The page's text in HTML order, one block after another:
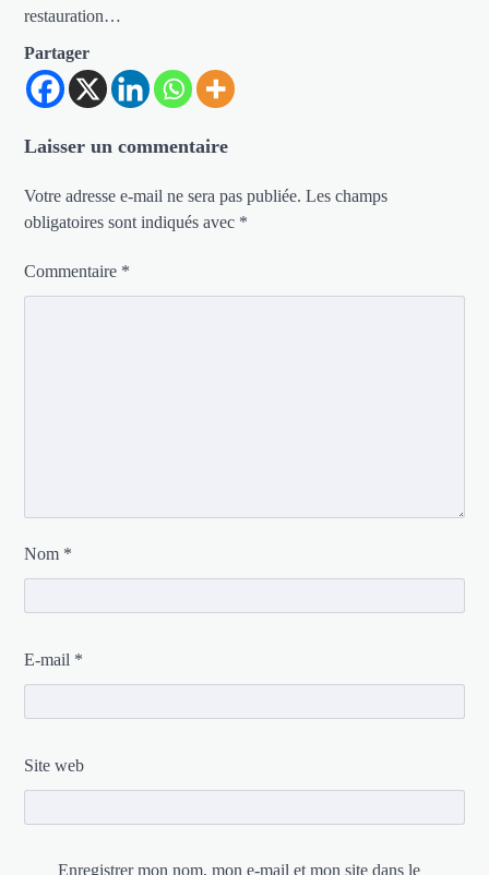
restauration…
Partager
Laisser un commentaire
Votre adresse e-mail ne sera pas publiée. Les champs
obligatoires sont indiqués avec *
Commentaire *
Nom *
E-mail *
Site web
Enregistrer mon nom, mon e-mail et mon site dans le